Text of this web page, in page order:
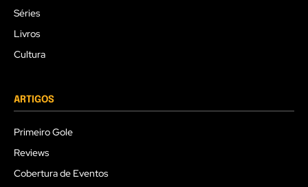
Séries
Livros
Cultura
ARTIGOS
Primeiro Gole
Reviews
Cobertura de Eventos